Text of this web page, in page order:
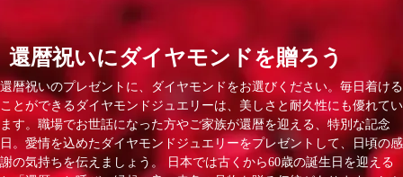
還暦祝いにダイヤモンドを贈ろう
還暦祝いのプレゼントに、ダイヤモンドをお選びください。毎日着ける
ことができるダイヤモンドジュエリーは、美しさと耐久性にも優れてい
ます。職場でお世話になった方やご家族が還暦を迎える、特別な記念
日。愛情を込めたダイヤモンドジュエリーをプレゼントして、日頃の感
謝の気持ちを伝えましょう。 日本では古くから60歳の誕生日を迎える